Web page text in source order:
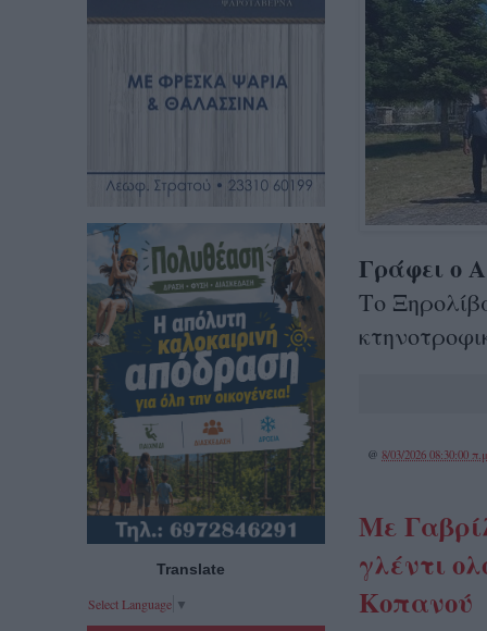
Γράφει ο
Το
@ 8/03/2026 08:30:00
Με
γλέντι
Κοπανού
Translate
Select Language ▼